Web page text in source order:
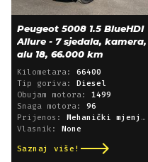
Peugeot 5008 1.5 BlueHDI
Allure - 7 sjedala, kamera,
alu 18, 66.000 km
Kilometara: 66400
Tip goriva: Diesel
Obujam motora: 1499
Snaga motora: 96
Prijenos: Mehanički mjenjač
Vlasnik: None
Saznaj više!